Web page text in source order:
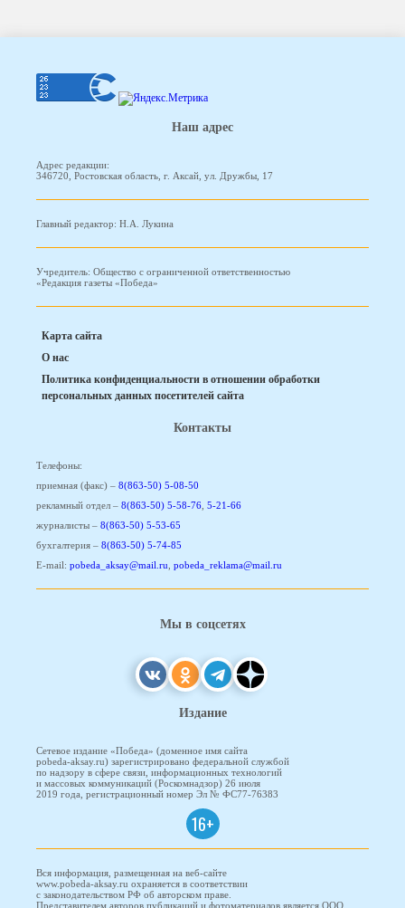
Наш адрес
Адрес редакции:
346720, Ростовская область, г. Аксай, ул. Дружбы, 17
Главный редактор: Н.А. Лукина
Учредитель: Общество с ограниченной ответственностью
«Редакция газеты «Победа»
Карта сайта
О нас
Политика конфиденциальности в отношении обработки
персональных данных посетителей сайта
Контакты
Телефоны:
приемная (факс) – 8(863-50) 5-08-50
рекламный отдел – 8(863-50) 5-58-76, 5-21-66
журналисты – 8(863-50) 5-53-65
бухгалтерия – 8(863-50) 5-74-85
E-mail: pobeda_aksay@mail.ru, pobeda_reklama@mail.ru
Мы в соцсетях
Издание
Сетевое издание «Победа» (доменное имя сайта
pobeda-aksay.ru) зарегистрировано федеральной службой
по надзору в сфере связи, информационных технологий
и массовых коммуникаций (Роскомнадзор) 26 июля
2019 года, регистрационный номер Эл № ФС77-76383
16+
Вся информация, размещенная на веб-сайте
www.pobeda-aksay.ru охраняется в соответствии
с законодательством РФ об авторском праве.
Представителем авторов публикаций и фотоматериалов является ООО